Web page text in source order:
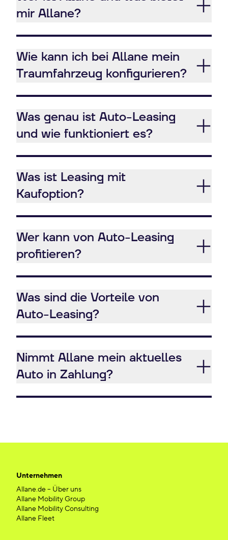
mir Allane?
Wie kann ich bei Allane mein
Traumfahrzeug konfigurieren?
Was genau ist Auto-Leasing
und wie funktioniert es?
Was ist Leasing mit
Kaufoption?
Wer kann von Auto-Leasing
profitieren?
Was sind die Vorteile von
Auto-Leasing?
Nimmt Allane mein aktuelles
Auto in Zahlung?
Unternehmen
Allane.de – Über uns
Allane Mobility Group
Allane Mobility Consulting
Allane Fleet